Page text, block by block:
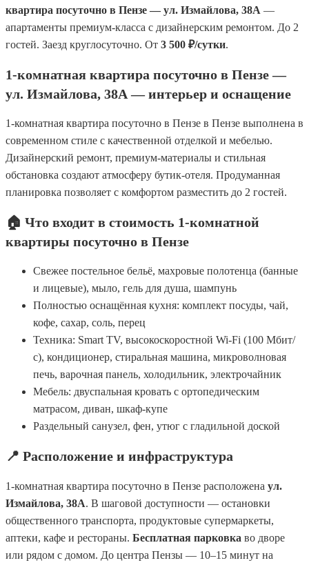
квартира посуточно в Пензе — ул. Измайлова, 38А —
апартаменты премиум-класса с дизайнерским ремонтом. До 2
гостей. Заезд круглосуточно. От 3 500 ₽/сутки.
1-комнатная квартира посуточно в Пензе —
ул. Измайлова, 38А — интерьер и оснащение
1-комнатная квартира посуточно в Пензе в Пензе выполнена в
современном стиле с качественной отделкой и мебелью.
Дизайнерский ремонт, премиум-материалы и стильная
обстановка создают атмосферу бутик-отеля. Продуманная
планировка позволяет с комфортом разместить до 2 гостей.
🏠 Что входит в стоимость 1-комнатной
квартиры посуточно в Пензе
Свежее постельное бельё, махровые полотенца (банные
и лицевые), мыло, гель для душа, шампунь
Полностью оснащённая кухня: комплект посуды, чай,
кофе, сахар, соль, перец
Техника: Smart TV, высокоскоростной Wi-Fi (100 Мбит/
с), кондиционер, стиральная машина, микроволновая
печь, варочная панель, холодильник, электрочайник
Мебель: двуспальная кровать с ортопедическим
матрасом, диван, шкаф-купе
Раздельный санузел, фен, утюг с гладильной доской
📍 Расположение и инфраструктура
1-комнатная квартира посуточно в Пензе расположена ул.
Измайлова, 38А. В шаговой доступности — остановки
общественного транспорта, продуктовые супермаркеты,
аптеки, кафе и рестораны. Бесплатная парковка во дворе
или рядом с домом. До центра Пензы — 10–15 минут на